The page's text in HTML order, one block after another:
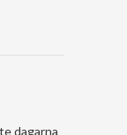
dagarna